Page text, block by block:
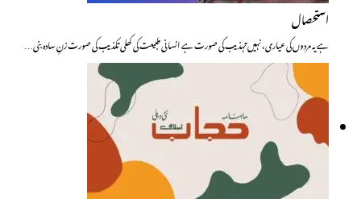
استحصال
ہے یہ مردوں کی عیاری، نہیں تہذیب کی صورت ہے انسانی طبیعت کی کھلی تکذیب کی صورت زنِ سادہ بنی…